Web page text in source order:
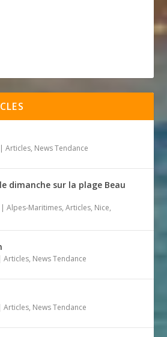
|Articles, News Tendance
dimanche sur la plage Beau
|Alpes-Maritimes,Articles, Nice,
|Articles, News Tendance
|Articles, News Tendance